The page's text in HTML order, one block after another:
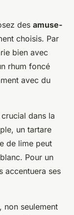
des amuse-
choisis. Par
bien avec
rhum foncé
avec du
dans la
un tartare
de lime peut
Pour un
accentuera ses
, non seulement